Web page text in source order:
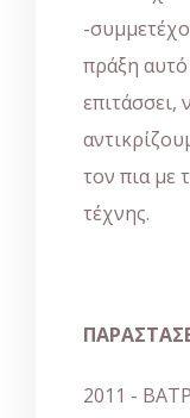
-
πράξη
επιτάσσει,
τον πια με
τέχνης.
2011 -